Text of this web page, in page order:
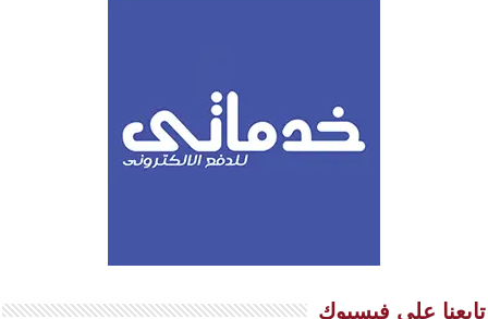
تابعنا على فيسبوك